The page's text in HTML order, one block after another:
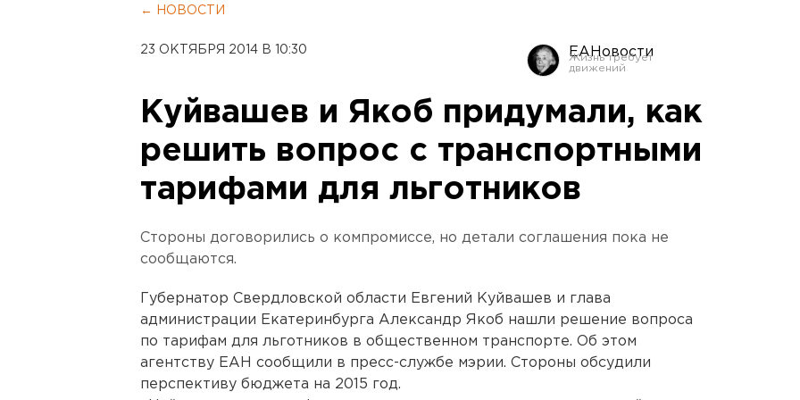
← НОВОСТИ
23 ОКТЯБРЯ 2014 В 10:30 ЕАНовости
Куйвашев и Якоб придумали, как
решить вопрос с транспортными
тарифами для льготников
Стороны договорились о компромиссе, но детали соглашения пока не
сообщаются.
Губернатор Свердловской области Евгений Куйвашев и глава
администрации Екатеринбурга Александр Якоб нашли решение вопроса
по тарифам для льготников в общественном транспорте. Об этом
агентству ЕАН сообщили в пресс-службе мэрии. Стороны обсудили
перспективу бюджета на 2015 год.